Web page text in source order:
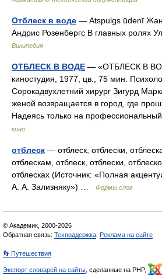
Отблеск в воде — Atspulgs ūdenī
Андрис Розенбергс В главных ролях
Википедия
ОТБЛЕСК В ВОДЕ — «ОТБЛЕСК В
киностудия, 1977, цв., 75 мин.
Сорокадвухлетний хирург Зигурд
женой возвращается в город, где
Надеясь только на
кино
отблеск — отблеск, отблески,
отблескам, отблеск, отблески,
отблесках (Источник: «Полная
А. А. Зализняку») …
Формы слов
© Академик, 2000-2026
Обратная связь: Техподдержка Реклама на сайте
👣 Путешествия
Экспорт словарей на сайты , сделанные на PHP,